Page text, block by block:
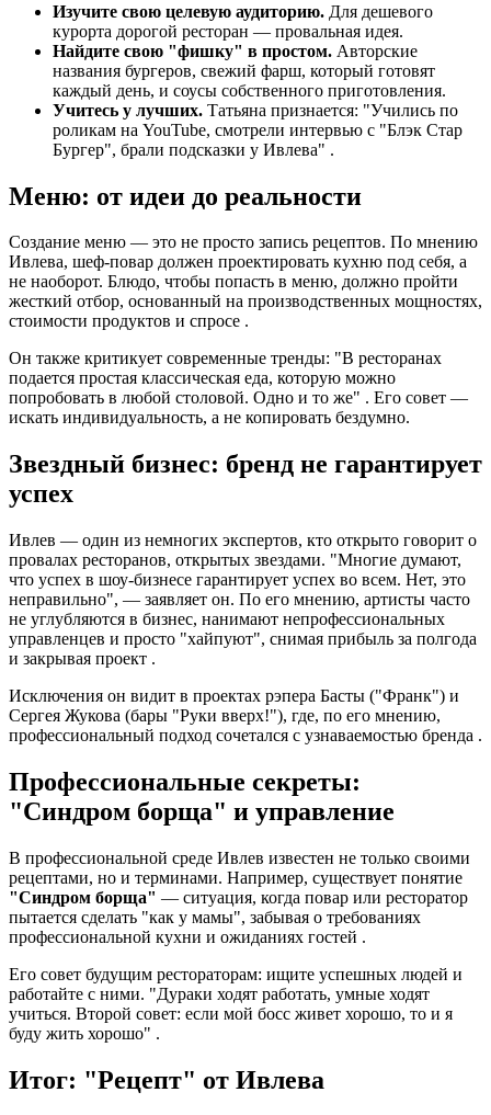
Изучите свою целевую аудиторию. Для дешевого
курорта дорогой ресторан — провальная идея.
Найдите свою "фишку" в простом. Авторские
названия бургеров, свежий фарш, который готовят
каждый день, и соусы собственного приготовления.
Учитесь у лучших. Татьяна признается: "Учились по
роликам на YouTube, смотрели интервью с "Блэк Стар
Бургер", брали подсказки у Ивлева" .
Меню: от идеи до реальности
Создание меню — это не просто запись рецептов. По мнению
Ивлева, шеф-повар должен проектировать кухню под себя, а
не наоборот. Блюдо, чтобы попасть в меню, должно пройти
жесткий отбор, основанный на производственных мощностях,
стоимости продуктов и спросе .
Он также критикует современные тренды: "В ресторанах
подается простая классическая еда, которую можно
попробовать в любой столовой. Одно и то же" . Его совет —
искать индивидуальность, а не копировать бездумно.
Звездный бизнес: бренд не гарантирует
успех
Ивлев — один из немногих экспертов, кто открыто говорит о
провалах ресторанов, открытых звездами. "Многие думают,
что успех в шоу-бизнесе гарантирует успех во всем. Нет, это
неправильно", — заявляет он. По его мнению, артисты часто
не углубляются в бизнес, нанимают непрофессиональных
управленцев и просто "хайпуют", снимая прибыль за полгода
и закрывая проект .
Исключения он видит в проектах рэпера Басты ("Франк") и
Сергея Жукова (бары "Руки вверх!"), где, по его мнению,
профессиональный подход сочетался с узнаваемостью бренда .
Профессиональные секреты:
"Синдром борща" и управление
В профессиональной среде Ивлев известен не только своими
рецептами, но и терминами. Например, существует понятие
"Синдром борща" — ситуация, когда повар или ресторатор
пытается сделать "как у мамы", забывая о требованиях
профессиональной кухни и ожиданиях гостей .
Его совет будущим рестораторам: ищите успешных людей и
работайте с ними. "Дураки ходят работать, умные ходят
учиться. Второй совет: если мой босс живет хорошо, то и я
буду жить хорошо" .
Итог: "Рецепт" от Ивлева